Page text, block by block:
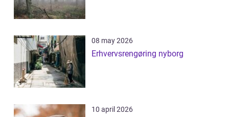
08 may 2026
Erhvervsrengøring nyborg
10 april 2026